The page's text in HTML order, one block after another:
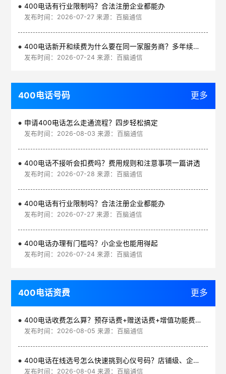
400电话有行业限制吗？合法注册企业都能办
发布时间：2026-07-27 来源：百脑通信
400电话新开和续费为什么要在同一家服务商？多年续费更划算
发布时间：2026-07-24 来源：百脑通信
400电话号码 更多
申请400电话怎么走通流程？四步轻松搞定
发布时间：2026-08-03 来源：百脑通信
400电话不接听会扣费吗？费用规则和注意事项一篇讲透
发布时间：2026-07-28 来源：百脑通信
400电话有行业限制吗？合法注册企业都能办
发布时间：2026-07-27 来源：百脑通信
400电话办理有门槛吗？小企业也能用得起
发布时间：2026-07-24 来源：百脑通信
400电话资费 更多
400电话收费怎么算？预存话费+赠送话费+增值功能费透明实惠
发布时间：2026-08-05 来源：百脑通信
400电话在线选号怎么快速挑到心仪号码？店铺级、企业级、集团级一次看清
发布时间：2026-08-04 来源：百脑通信